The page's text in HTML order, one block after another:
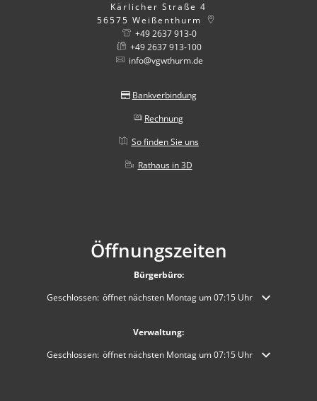
Kärlicher Straße 4
56575 Weißenthurm
+49 2637 913-0
+49 2637 913-100
info@vgwthurm.de
Bankverbindung
Rechnung
So finden Sie uns
Rathaus in 3D
Öffnungszeiten
Bürgerbüro:
Klicken, um weitere Öffnungs- oder Schließzeiten auszublenden
Geschlossen: öffnet nächsten Montag um 07:15 Uhr
Verwaltung:
Klicken, um weitere Öffnungs- oder Schließzeiten auszublenden
Geschlossen: öffnet nächsten Montag um 07:15 Uhr